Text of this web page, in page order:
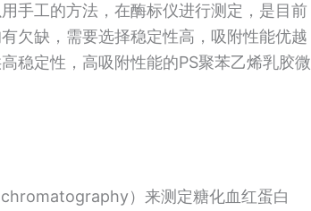
手工的方法，在酶标仪进行测定，是目前
欠缺，需要选择稳定性高，吸附性能优越
稳定性，高吸附性能的PS聚苯乙烯乳胶微
）来测定糖化血红蛋白